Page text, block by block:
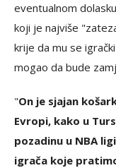
eventualnom
koji je najviše
krije da mu se
mogao da bude
"On je sjajan
Evropi, kako u
pozadinu u NBA
igrača koje